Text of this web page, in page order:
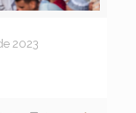
2023